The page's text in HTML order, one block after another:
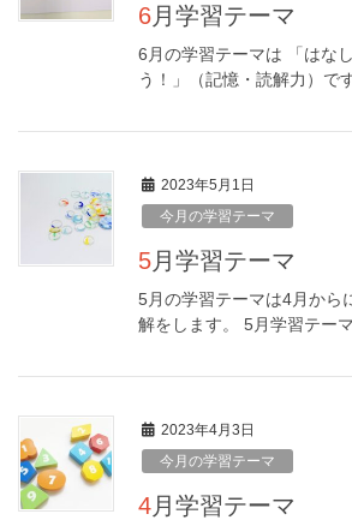
6月学習テーマ
6月の学習テーマは 「はな
う！」（記憶・読解力）で
2023年5月1日
今月の学習テーマ
5月学習テーマ
5月の学習テーマは4月から
解をします。 5月学習テーマ
2023年4月3日
今月の学習テーマ
4月学習テーマ